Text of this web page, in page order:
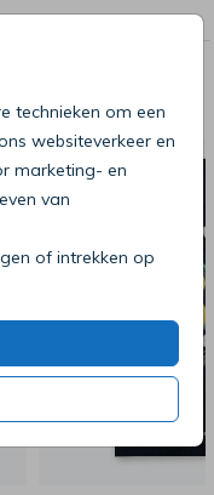
technieken om een
websiteverkeer en
marketing- en
van
of intrekken op